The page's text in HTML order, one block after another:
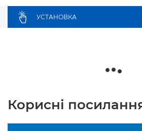
УСТАНОВКА
Корисні